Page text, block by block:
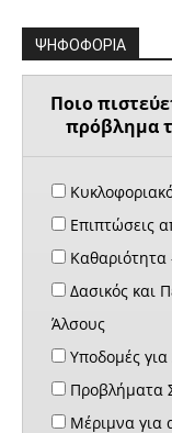
ΨΗΦΟΦΟΡΙΑ
Ποιο
πρόβλημα
Επιπτώσεις
Δασικός και
Άλσους
Υποδομές
Προβλήματα
Μέριμνα για